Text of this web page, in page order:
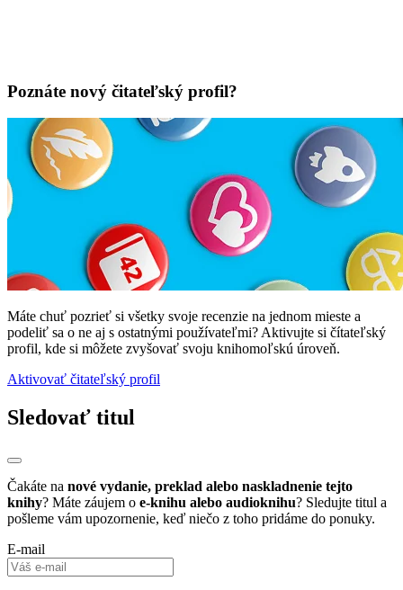
Poznáte nový čitateľský profil?
Máte chuť pozrieť si všetky svoje recenzie na jednom mieste a
podeliť sa o ne aj s ostatnými používateľmi? Aktivujte si čítateľský
profil, kde si môžete zvyšovať svoju knihomoľskú úroveň.
Aktivovať čitateľský profil
Sledovať titul
Čakáte na nové vydanie, preklad alebo naskladnenie tejto
knihy? Máte záujem o e-knihu alebo audioknihu? Sledujte titul a
pošleme vám upozornenie, keď niečo z toho pridáme do ponuky.
E-mail